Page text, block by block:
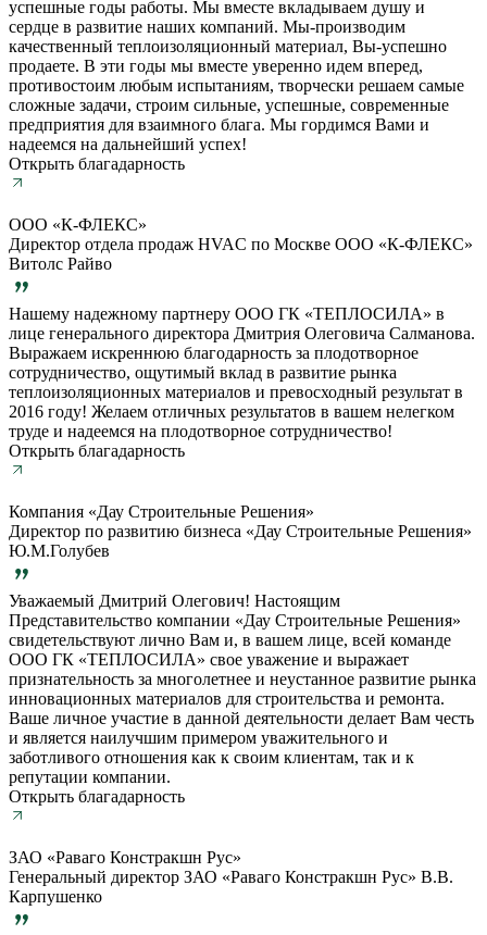
успешные годы работы. Мы вместе вкладываем душу и
сердце в развитие наших компаний. Мы-производим
качественный теплоизоляционный материал, Вы-успешно
продаете. В эти годы мы вместе уверенно идем вперед,
противостоим любым испытаниям, творчески решаем самые
сложные задачи, строим сильные, успешные, современные
предприятия для взаимного блага. Мы гордимся Вами и
надеемся на дальнейший успех!
Открыть благадарность
ООО «К-ФЛЕКС»
Директор отдела продаж HVAC по Москве ООО «К-ФЛЕКС»
Витолс Райво
Нашему надежному партнеру ООО ГК «ТЕПЛОСИЛА» в
лице генерального директора Дмитрия Олеговича Салманова.
Выражаем искреннюю благодарность за плодотворное
сотрудничество, ощутимый вклад в развитие рынка
теплоизоляционных материалов и превосходный результат в
2016 году! Желаем отличных результатов в вашем нелегком
труде и надеемся на плодотворное сотрудничество!
Открыть благадарность
Компания «Дау Строительные Решения»
Директор по развитию бизнеса «Дау Строительные Решения»
Ю.М.Голубев
Уважаемый Дмитрий Олегович! Настоящим
Представительство компании «Дау Строительные Решения»
свидетельствуют лично Вам и, в вашем лице, всей команде
ООО ГК «ТЕПЛОСИЛА» свое уважение и выражает
признательность за многолетнее и неустанное развитие рынка
инновационных материалов для строительства и ремонта.
Ваше личное участие в данной деятельности делает Вам честь
и является наилучшим примером уважительного и
заботливого отношения как к своим клиентам, так и к
репутации компании.
Открыть благадарность
ЗАО «Раваго Констракшн Рус»
Генеральный директор ЗАО «Раваго Констракшн Рус» В.В.
Карпушенко